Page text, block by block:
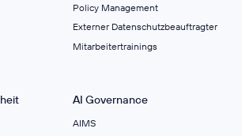
Policy Management
Externer Datenschutzbeauftragter
Mitarbeitertrainings
AI Governance
AIMS